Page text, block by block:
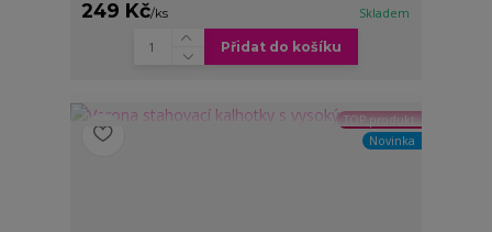
249 Kč/ks Skladem
Přidat do košíku
TOP produkt
Novinka